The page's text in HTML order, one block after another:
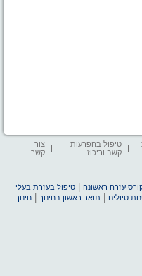
טיפול בהפרעות
קשב וריכוז
צור
קשר
עזרה ראשונה |טיפול בעזרת בעלי
טיולים תואר ראשון בחינוך |חינוך